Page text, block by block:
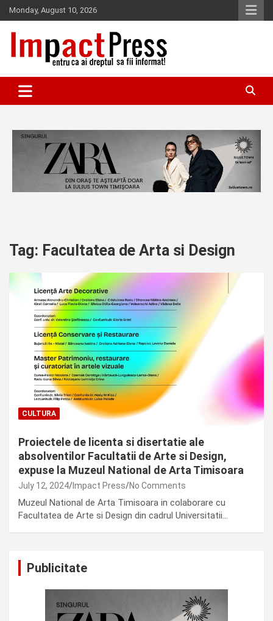
Skip
to
content
Monday, August 10, 2026
IMPACTPRESS
Tag: Facultatea de Arta si Design
CULTURA
Proiectele de licenta si disertatie ale
absolventilor Facultatii de Arte si Design,
expuse la Muzeul National de Arta Timisoara
July 12, 2024 Impact Press No Comments
Muzeul National de Arta Timisoara in colaborare cu
Facultatea de Arte si Design din cadrul Universitatii…
Publicitate